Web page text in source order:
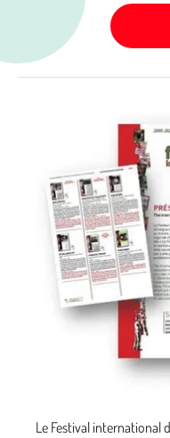
Le Festival international